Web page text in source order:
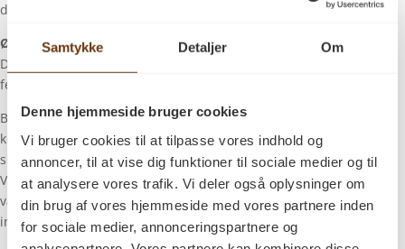
Samtykke Detaljer Om
Denne hjemmeside bruger cookies
Vi bruger cookies til at tilpasse vores indhold og
annoncer, til at vise dig funktioner til sociale medier og til
at analysere vores trafik. Vi deler også oplysninger om
din brug af vores hjemmeside med vores partnere inden
for sociale medier, annonceringspartnere og
dit kreditkort.
Øvrigt
Der tages forbehold for skrivefejl, og
fejlagtig prissætning.
Billederne på hver enkelt trægulv er
kun retningsgivende, og kan alt efter
skærmtype variere til det faktiske gulv.
Vi anbefaler derfor altid at få en
vareprøve på det pågældende gulv
inden bestilling.